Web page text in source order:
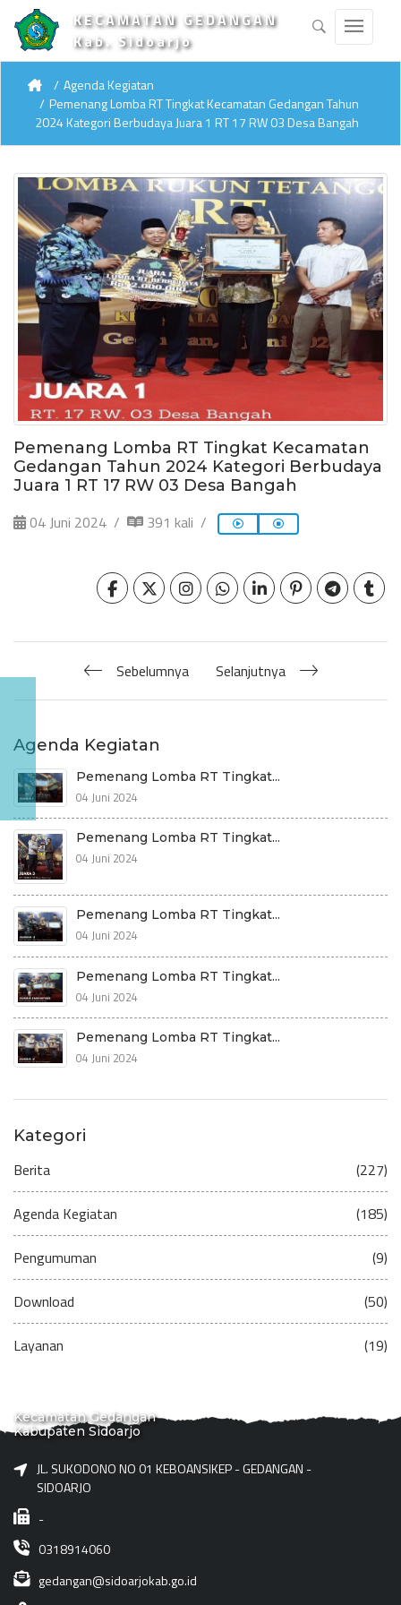
KECAMATAN GEDANGAN
Kab. Sidoarjo
Agenda Kegiatan
Pemenang Lomba RT Tingkat Kecamatan Gedangan Tahun
2024 Kategori Berbudaya Juara 1 RT 17 RW 03 Desa Bangah
Pemenang Lomba RT Tingkat Kecamatan
Gedangan Tahun 2024 Kategori Berbudaya
Juara 1 RT 17 RW 03 Desa Bangah
04 Juni 2024 391 kali
Sebelumnya Selanjutnya
Agenda Kegiatan
Pemenang Lomba RT Tingkat...
04 Juni 2024
Pemenang Lomba RT Tingkat...
04 Juni 2024
Pemenang Lomba RT Tingkat...
04 Juni 2024
Pemenang Lomba RT Tingkat...
04 Juni 2024
Pemenang Lomba RT Tingkat...
04 Juni 2024
Kategori
Berita (227)
Agenda Kegiatan (185)
Pengumuman (9)
Download (50)
Layanan (19)
Kecamatan Gedangan
Kabupaten Sidoarjo
JL. SUKODONO NO 01 KEBOANSIKEP - GEDANGAN -
SIDOARJO
-
0318914060
gedangan@sidoarjokab.go.id